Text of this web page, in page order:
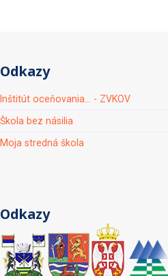
Odkazy
Inštitút oceňovania... - ZVKOV
Škola bez násilia
Moja stredná škola
Odkazy